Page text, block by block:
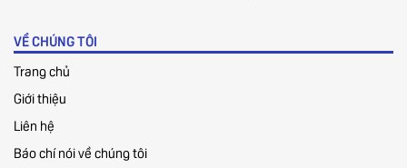
VỀ CHÚNG TÔI
Trang chủ
Giới thiệu
Liên hệ
Báo chí nói về chúng tôi